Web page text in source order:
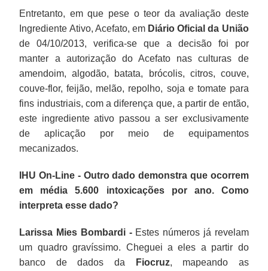
Entretanto, em que pese o teor da avaliação deste
Ingrediente Ativo, Acefato, em Diário Oficial da União
de 04/10/2013, verifica-se que a decisão foi por
manter a autorização do Acefato nas culturas de
amendoim, algodão, batata, brócolis, citros, couve,
couve-flor, feijão, melão, repolho, soja e tomate para
fins industriais, com a diferença que, a partir de então,
este ingrediente ativo passou a ser exclusivamente
de aplicação por meio de equipamentos
mecanizados.
IHU On-Line - Outro dado demonstra que ocorrem
em média 5.600 intoxicações por ano. Como
interpreta esse dado?
Larissa Mies Bombardi -Estes números já revelam
um quadro gravíssimo. Cheguei a eles a partir do
banco de dados da
Fiocruz, mapeando as